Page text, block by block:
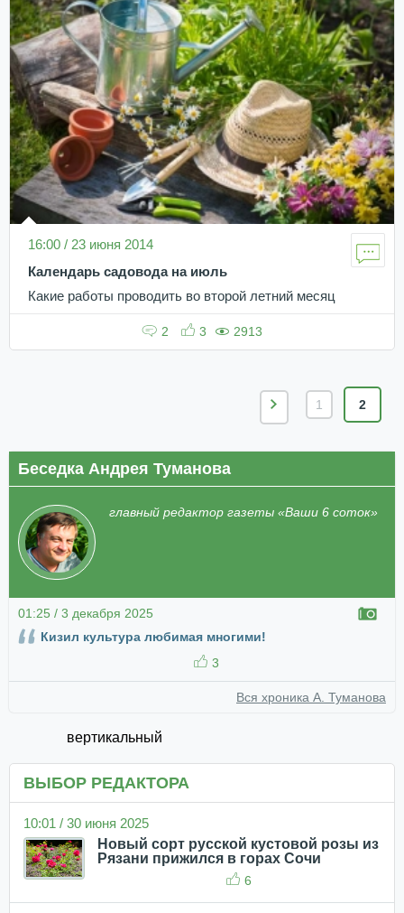
16:00 / 23 июня 2014
Календарь садовода на июль
Какие работы проводить во второй летний месяц
2 3 2913
1 2
Беседка Андрея Туманова
главный редактор газеты «Ваши 6 соток»
01:25 / 3 декабря 2025
Кизил культура любимая многими!
3
Вся хроника А. Туманова
вертикальный
ВЫБОР РЕДАКТОРА
10:01 / 30 июня 2025
Новый сорт русской кустовой розы из
Рязани прижился в горах Сочи
6